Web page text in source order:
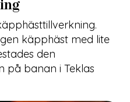
käpphäst med lite
den
på banan i Teklas